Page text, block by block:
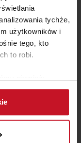
tychże,
użytkowników i
tego, kto
to robi.
lokalizacji
do kilku metrów
aktywnie
palca)